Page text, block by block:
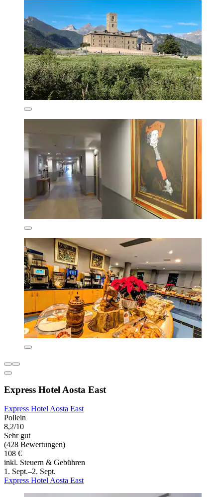
Express Hotel Aosta East
Express Hotel Aosta East
Pollein
8,2/10
Sehr gut
(428 Bewertungen)
108 €
inkl. Steuern & Gebühren
1. Sept.–2. Sept.
Express Hotel Aosta East